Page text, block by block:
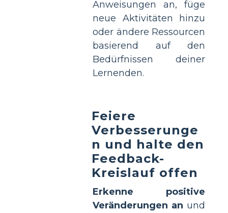
Anweisungen an, füge
neue Aktivitäten hinzu
oder ändere Ressourcen
basierend auf den
Bedürfnissen deiner
Lernenden.
Feiere
Verbesserunge
n und halte den
Feedback-
Kreislauf offen
Erkenne positive
Veränderungen an und